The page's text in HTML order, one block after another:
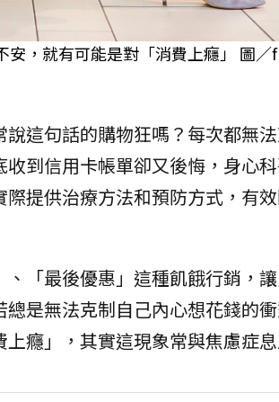
安，就有可能是對「消費上癮」 圖
這句話的購物狂嗎？每次都無
到信用卡帳單卻又後悔，身心
提供治療方法和預防方式，有
「最後優惠」這種飢餓行銷，
是無法克制自己內心想花錢的
癮」，其實這現象常與焦慮症息